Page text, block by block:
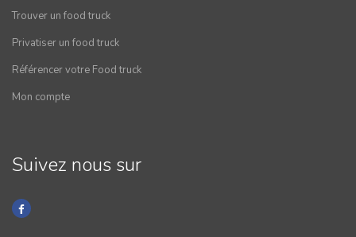
Trouver un food truck
Privatiser un food truck
Référencer votre Food truck
Mon compte
Suivez nous sur